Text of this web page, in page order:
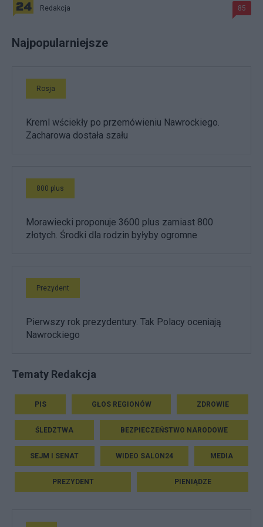
Redakcja 85
Najpopularniejsze
Rosja
Kreml wściekły po przemówieniu Nawrockiego.
Zacharowa dostała szału
800 plus
Morawiecki proponuje 3600 plus zamiast 800
złotych. Środki dla rodzin byłyby ogromne
Prezydent
Pierwszy rok prezydentury. Tak Polacy oceniają
Nawrockiego
Tematy Redakcja
PIS GŁOS REGIONÓW ZDROWIE
ŚLEDZTWA BEZPIECZEŃSTWO NARODOWE
SEJM I SENAT WIDEO SALON24 MEDIA
PREZYDENT PIENIĄDZE